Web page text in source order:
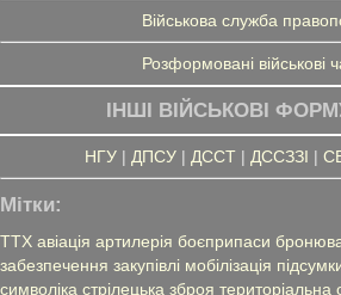
Військова служба
Розформовані військові
ІНШІ ВІЙСЬКОВІ
НГУ| ДПСУ| ДССТ| ДССЗЗІ |
Мітки:
ТТХ авіація артилерія боєприпаси
забезпечення закупівлі мобілізація
символіка стрілецька зброя територіальна